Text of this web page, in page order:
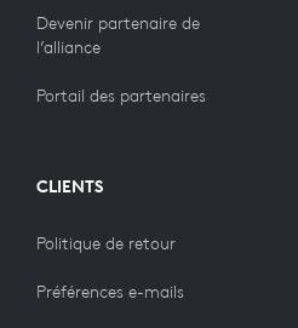
Devenir partenaire de
l’alliance
Portail des partenaires
CLIENTS
Politique de retour
Préférences e-mails